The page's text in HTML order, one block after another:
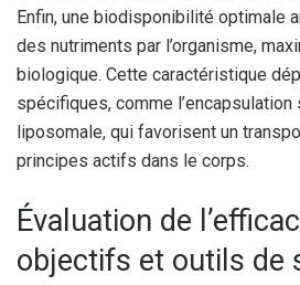
Enfin, une biodisponibilité optimale
des nutriments par l’organisme,
biologique. Cette caractéristique
spécifiques, comme
liposomale, qui favorisent un
principes actifs dans le corps.
Évaluation de
objectifs et outils de